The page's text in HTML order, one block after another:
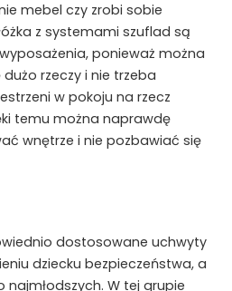
mebel czy zrobi sobie
z systemami szuflad są
ponieważ można
rzeczy i nie trzeba
w pokoju na rzecz
temu można naprawdę
wnętrze i nie pozbawiać się
dostosowane uchwyty
dziecku bezpieczeństwa, a
najmłodszych. W tej grupie